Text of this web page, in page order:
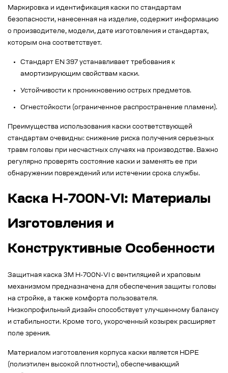
Маркировка и идентификация каски по стандартам
безопасности, нанесенная на изделие, содержит информацию
о производителе, модели, дате изготовления и стандартах,
которым она соответствует.
Стандарт EN 397 устанавливает требования к
амортизирующим свойствам каски.
Устойчивости к проникновению острых предметов.
Огнестойкости (ограниченное распространение пламени).
Преимущества использования каски соответствующей
стандартам очевидны: снижение риска получения серьезных
травм головы при несчастных случаях на производстве. Важно
регулярно проверять состояние каски и заменять ее при
обнаружении повреждений или истечении срока службы.
Каска H-700N-VI: Материалы
Изготовления и
Конструктивные Особенности
Защитная каска 3M H-700N-VI с вентиляцией и храповым
механизмом предназначена для обеспечения защиты головы
на стройке, а также комфорта пользователя.
Низкопрофильный дизайн способствует улучшенному балансу
и стабильности. Кроме того, укороченный козырек расширяет
поле зрения.
Материалом изготовления корпуса каски является HDPE
(полиэтилен высокой плотности), обеспечивающий